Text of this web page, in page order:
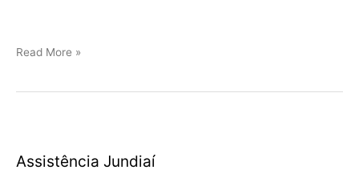
Jundiaí
Read More »
Assistência Jundiaí